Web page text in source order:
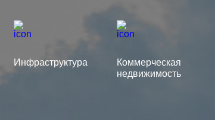
Инфраструктура
Коммерческая
недвижимость